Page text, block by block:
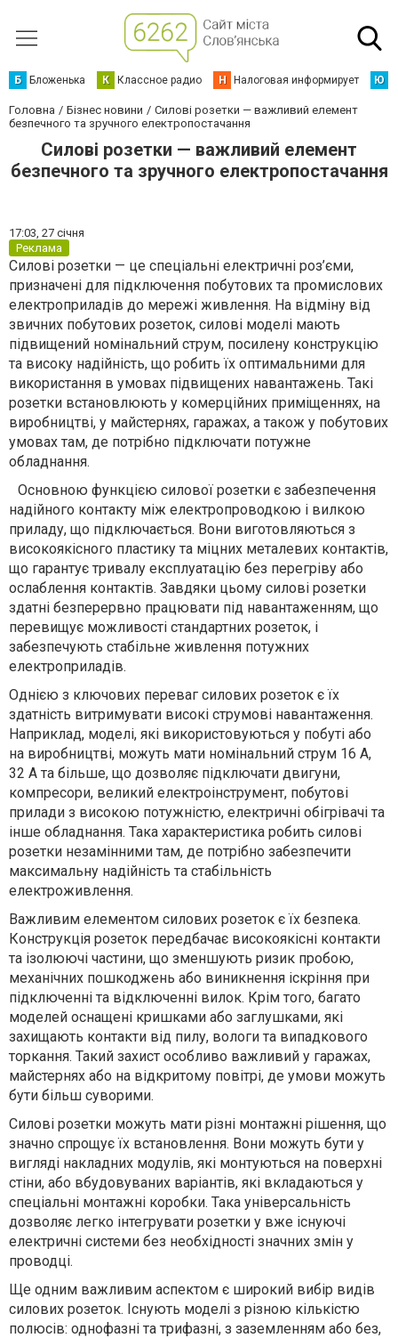
Б Бложенька К Классное радио Н Налоговая информирует Ю
Головна Бізнес новини
Силові розетки — важливий елемент
безпечного та зручного електропостачання
Силові розетки — важливий елемент
безпечного та зручного електропостачання
17:03, 27 січня
Реклама
Силові розетки — це спеціальні електричні роз’єми,
призначені для підключення побутових та промислових
електроприладів до мережі живлення. На відміну від
звичних побутових розеток, силові моделі мають
підвищений номінальний струм, посилену конструкцію
та високу надійність, що робить їх оптимальними для
використання в умовах підвищених навантажень. Такі
розетки встановлюють у комерційних приміщеннях, на
виробництві, у майстернях, гаражах, а також у побутових
умовах там, де потрібно підключати потужне
обладнання.
Основною функцією силової розетки є забезпечення
надійного контакту між електропроводкою і вилкою
приладу, що підключається. Вони виготовляються з
високоякісного пластику та міцних металевих контактів,
що гарантує тривалу експлуатацію без перегріву або
ослаблення контактів. Завдяки цьому силові розетки
здатні безперервно працювати під навантаженням, що
перевищує можливості стандартних розеток, і
забезпечують стабільне живлення потужних
електроприладів.
Однією з ключових переваг силових розеток є їх
здатність витримувати високі струмові навантаження.
Наприклад, моделі, які використовуються у побуті або
на виробництві, можуть мати номінальний струм 16 А,
32 А та більше, що дозволяє підключати двигуни,
компресори, великий електроінструмент, побутові
прилади з високою потужністю, електричні обігрівачі та
інше обладнання. Така характеристика робить силові
розетки незамінними там, де потрібно забезпечити
максимальну надійність та стабільність
електроживлення.
Важливим елементом силових розеток є їх безпека.
Конструкція розеток передбачає високоякісні контакти
та ізолюючі частини, що зменшують ризик пробою,
механічних пошкоджень або виникнення іскріння при
підключенні та відключенні вилок. Крім того, багато
моделей оснащені кришками або заглушками, які
захищають контакти від пилу, вологи та випадкового
торкання. Такий захист особливо важливий у гаражах,
майстернях або на відкритому повітрі, де умови можуть
бути більш суворими.
Силові розетки можуть мати різні монтажні рішення, що
значно спрощує їх встановлення. Вони можуть бути у
вигляді накладних модулів, які монтуються на поверхні
стіни, або вбудовуваних варіантів, які вкладаються у
спеціальні монтажні коробки. Така універсальність
дозволяє легко інтегрувати розетки у вже існуючі
електричні системи без необхідності значних змін у
проводці.
Ще одним важливим аспектом є широкий вибір видів
силових розеток. Існують моделі з різною кількістю
полюсів: однофазні та трифазні, з заземленням або без,